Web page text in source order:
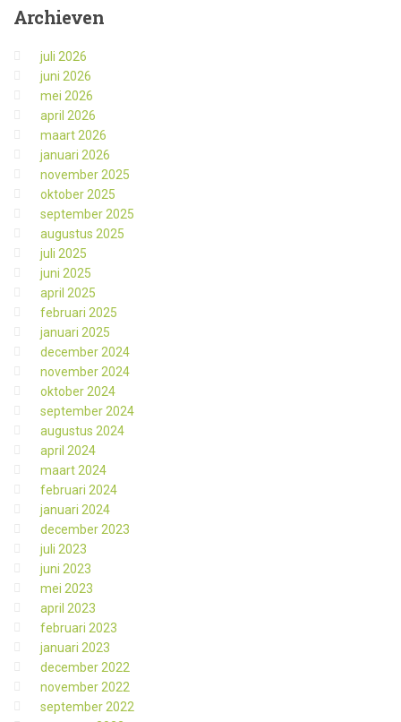
Archieven
juli 2026
juni 2026
mei 2026
april 2026
maart 2026
januari 2026
november 2025
oktober 2025
september 2025
augustus 2025
juli 2025
juni 2025
april 2025
februari 2025
januari 2025
december 2024
november 2024
oktober 2024
september 2024
augustus 2024
april 2024
maart 2024
februari 2024
januari 2024
december 2023
juli 2023
juni 2023
mei 2023
april 2023
februari 2023
januari 2023
december 2022
november 2022
september 2022